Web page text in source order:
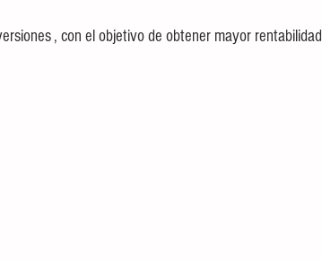
, con el objetivo de obtener mayor rentabilidad